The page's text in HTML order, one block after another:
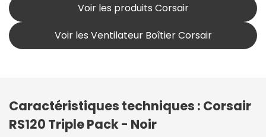
Voir les produits Corsair
Voir les Ventilateur Boîtier Corsair
Caractéristiques techniques : Corsair
RS120 Triple Pack - Noir